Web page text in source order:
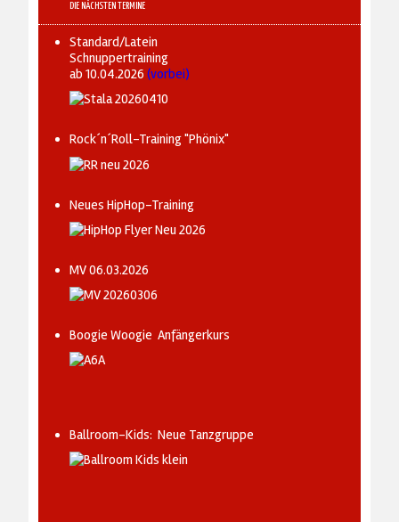
DIE NÄCHSTEN TERMINE
Standard/Latein
Schnuppertraining
ab 10.04.2026(vorbei)
Rock´n´Roll-Training "Phönix"
Neues HipHop-Training
MV 06.03.2026
Boogie Woogie Anfängerkurs
Ballroom-Kids: Neue Tanzgruppe